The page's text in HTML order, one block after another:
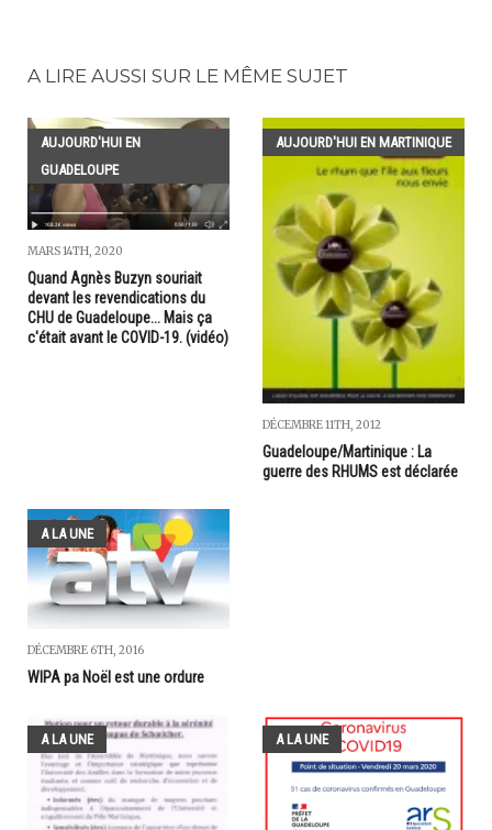
A LIRE AUSSI SUR LE MÊME SUJET
AUJOURD'HUI EN
GUADELOUPE
MARS 14TH, 2020
Quand Agnès Buzyn souriait
devant les revendications du
CHU de Guadeloupe... Mais ça
c'était avant le COVID-19. (vidéo)
AUJOURD'HUI EN MARTINIQUE
DÉCEMBRE 11TH, 2012
Guadeloupe/Martinique : La
guerre des RHUMS est déclarée
A LA UNE
DÉCEMBRE 6TH, 2016
WIPA pa Noël est une ordure
A LA UNE A LA UNE